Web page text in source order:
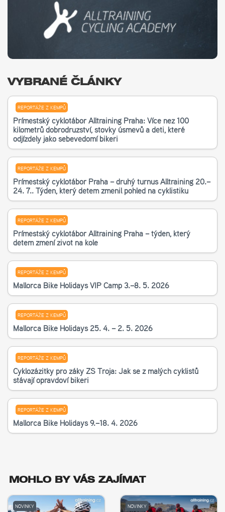
VYBRANÉ ČLÁNKY
REPORTÁŽE Z KEMPŮ
Příměstský cyklotábor Alltraining Praha: Více než 100
kilometrů dobrodružství, stovky úsměvů a děti, které
odjížděly jako sebevědomí bikeři
REPORTÁŽE Z KEMPŮ
Příměstský cyklotábor Praha – druhý turnus Alltraining 20.–
24. 7.. Týden, který dětem změnil pohled na cyklistiku
REPORTÁŽE Z KEMPŮ
Příměstský cyklotábor Alltraining Praha – týden, který
dětem změní život na kole
REPORTÁŽE Z KEMPŮ
Mallorca Bike Holidays VIP Camp 3.–8. 5. 2026
REPORTÁŽE Z KEMPŮ
Mallorca Bike Holidays 25. 4. – 2. 5. 2026
REPORTÁŽE Z KEMPŮ
Cyklozážitky pro žáky ZŠ Troja: Jak se z malých cyklistů
stávají opravdoví bikeři
REPORTÁŽE Z KEMPŮ
Mallorca Bike Holidays 9.–18. 4. 2026
MOHLO BY VÁS ZAJÍMAT
NOVINKY NOVINKY